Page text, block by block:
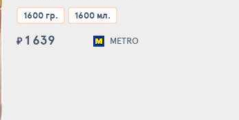
1600 гр. 1600 мл.
₽ 1 639 METRO